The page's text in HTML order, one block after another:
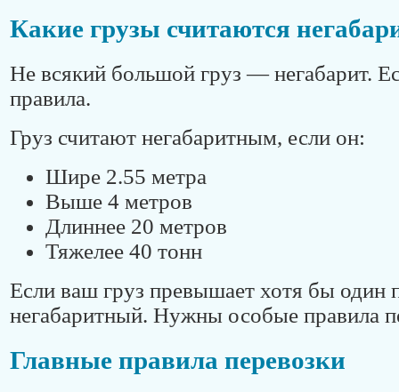
Какие грузы считаются
Не всякий большой груз — негабарит.
правила.
Груз считают негабаритным, если он:
Шире 2.55 метра
Выше 4 метров
Длиннее 20 метров
Тяжелее 40 тонн
Если ваш груз превышает хотя бы один
негабаритный. Нужны особые правила
Главные правила перевозки